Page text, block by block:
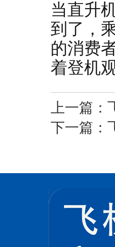
当直升
到了，
的消费
着登机
上一篇：
下一篇：